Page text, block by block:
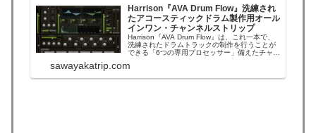
Harrison『AVA Drum Flow』洗練され
たアコースティックドラム製作用オール
インワン・チャンネルストリップ
Harrison『AVA Drum Flow』は、これ一本で、
洗練されたドラムトラックの制作を行うことが
できる「6つの専用プロセッサー」備えたチャン
Flow』洗練されたアコースティックドラム製作
sawayakatrip.com